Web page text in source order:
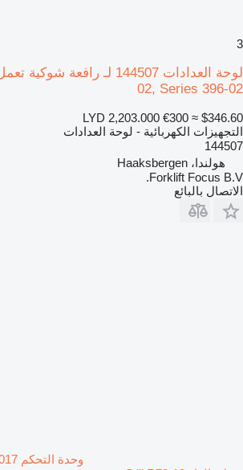
3
02, Series 396-02
LYD 2,203.000 €300 ≈ $346.60
التجهيزات الكهربائية - لوحة العدادات
144507
هولندا، Haaksbergen
Forklift Focus B.V.
الاتصال بالبائع